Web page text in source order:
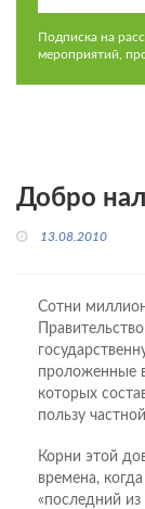
Подписка на
мероприятий,
Добро
13.08.2010
Сотни
проложенные
которых
пользу
Корни этой
времена,
«последний